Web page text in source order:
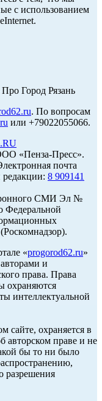
с использованием
Город Рязань
. По вопросам
или +79022055066.
«Пенза-Пресс».
почта
редакции: 8 909141
СМИ Эл №
Федеральной
«progorod62.ru»
и
права. Права
охраняются
интеллектуальной
сайте, охраняется в
авторском праве и не
бы то ни было
разрешения